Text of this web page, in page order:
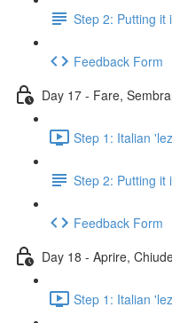
Step 2: Putting it
Feedback Form
Day 17 - Fare,
Step 1: Italian
Step 2: Putting it
Feedback Form
Day 18 - Aprire,
Step 1: Italian